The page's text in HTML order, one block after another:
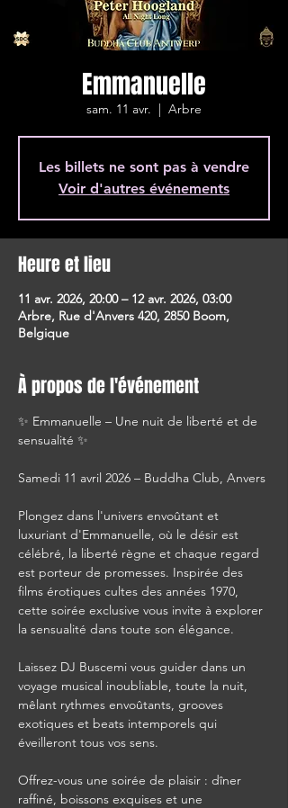
Emmanuelle
sam. 11 avr.
  |
Arbre
Les billets ne sont pas à vendre
Voir d'autres événements
Heure et lieu
11 avr. 2026, 20:00 – 12 avr. 2026, 03:00
Arbre, Rue d'Anvers 420, 2850 Boom,
Belgique
À propos de l'événement
✨ Emmanuelle – Une nuit de liberté et de
sensualité ✨
Samedi 11 avril 2026 – Buddha Club, Anvers
Plongez dans l'univers envoûtant et
luxuriant d'Emmanuelle, où le désir est
célébré, la liberté règne et chaque regard
est porteur de promesses. Inspirée des
films érotiques cultes des années 1970,
cette soirée exclusive vous invite à explorer
la sensualité dans toute son élégance.
Laissez DJ Buscemi vous guider dans un
voyage musical inoubliable, toute la nuit,
mêlant rythmes envoûtants, grooves
exotiques et beats intemporels qui
éveilleront tous vos sens.
Offrez-vous une soirée de plaisir : dîner
raffiné, boissons exquises et une